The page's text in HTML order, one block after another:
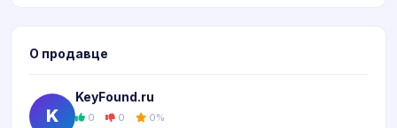
О продавце
K
KeyFound.ru
0 0 0%